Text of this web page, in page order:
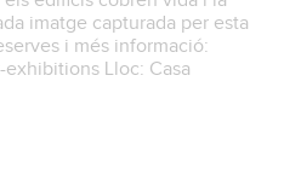
imatge capturada per esta
i més informació:
Lloc: Casa